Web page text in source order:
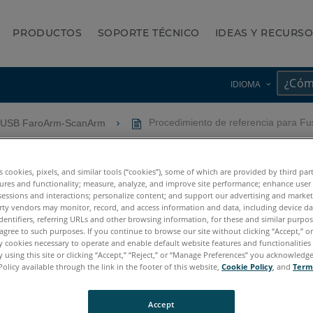
PRODUCTOS SOPORTE TÉCNICO IDEAS Y
IDIOMA
FaroArm-ScanArm Procedimiento de referencia para
para Fusion FaroArm
cookies, pixels, and similar tools (“cookies”), some of which are provided by third
and functionality; measure, analyze, and improve site performance; enhance user
and interactions; personalize content; and support our advertising and
vendors may monitor, record, and access information and data, including device
referring URLs and other browsing information, for these and similar
to such purposes. If you continue to browse our site without clicking “Accept,”
cookies necessary to operate and enable default website features and
using this site or clicking “Accept,” “Reject,” or “Manage Preferences” you
available through the link in the footer of this website, Cookie Policy, and
Accept